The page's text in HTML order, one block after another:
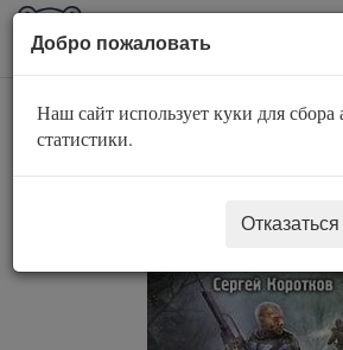
AuBook.org
Гонка
Добро пожаловать
Наш сайт использует куки для
статистики.
Отказаться